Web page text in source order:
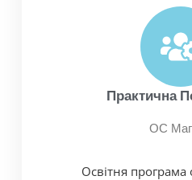
Практична
ОС
Освітня програма